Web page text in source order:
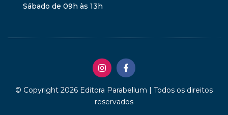
Sábado de 09h às 13h
I
n
s
t
g
F
a
c
e
o
© Copyright 2026 Editora Parabellum | Todos os direitos
reservados